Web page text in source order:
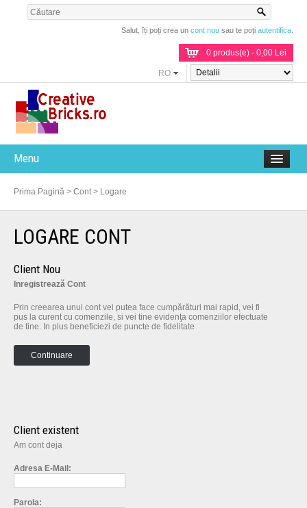
Salut, îți poți crea un cont nou sau te poți autentifica
0 produs(e) - 0,00 Lei
RO
Menu
Prima Pagină > Cont> Logare
LOGARE CONT
Client Nou
Inregistrează Cont
Prin creearea unui cont vei putea face cumpărături mai rapid, vei fi
pus la curent cu comenzile, si vei tine evidenţa comenziilor efectuate
de tine. In plus beneficiezi de puncte de fidelitate
Continuare
Client existent
Am cont deja
Adresa E-Mail:
Parola: